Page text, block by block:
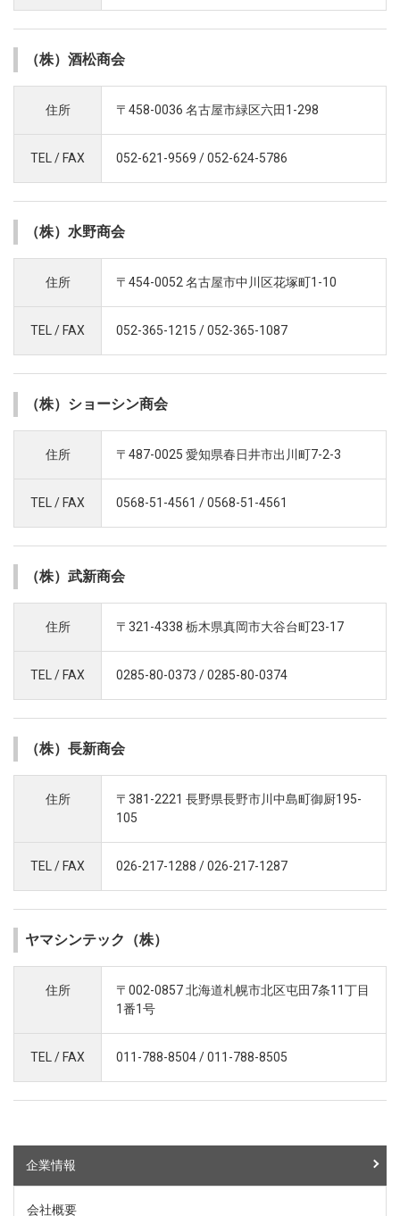
（株）酒松商会
住所 〒458-0036 名古屋市緑区六田1-298
TEL / FAX 052-621-9569 / 052-624-5786
（株）水野商会
住所 〒454-0052 名古屋市中川区花塚町1-10
TEL / FAX 052-365-1215 / 052-365-1087
（株）ショーシン商会
住所 〒487-0025 愛知県春日井市出川町7-2-3
TEL / FAX 0568-51-4561 / 0568-51-4561
（株）武新商会
住所 〒321-4338 栃木県真岡市大谷台町23-17
TEL / FAX 0285-80-0373 / 0285-80-0374
（株）長新商会
住所
〒381-2221 長野県長野市川中島町御厨195-
105
TEL / FAX 026-217-1288 / 026-217-1287
ヤマシンテック（株）
住所
〒002-0857 北海道札幌市北区屯田7条11丁目
1番1号
TEL / FAX 011-788-8504 / 011-788-8505
企業情報
会社概要